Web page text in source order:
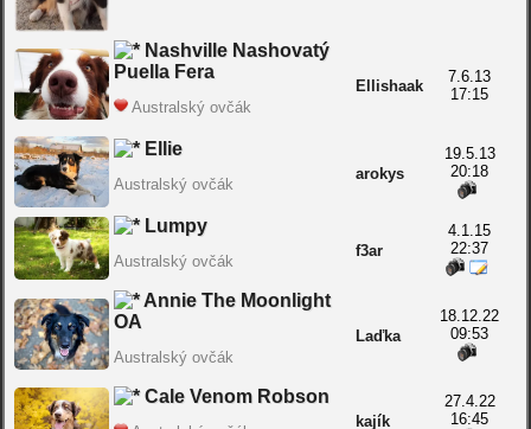
Nashville Nashovatý
Puella Fera
Australský ovčák
Ellishaak
7.6.13
17:15
Ellie
Australský ovčák
arokys
19.5.13
20:18
Lumpy
Australský ovčák
f3ar
4.1.15
22:37
Annie The Moonlight
OA
Australský ovčák
Laďka
18.12.22
09:53
Cale Venom Robson
kajík
27.4.22
16:45